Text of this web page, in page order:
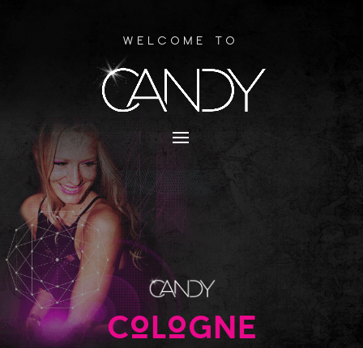
Welcome to
COLOGNE